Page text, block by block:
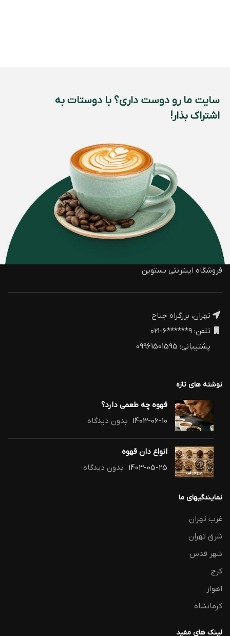
سایت ما رو دوست داری؟ با دوستات به
اشتراک بذار!
فروشگاه اینترنتی بستوین
تهران، بزرگراه جناح
تلفن: 9******6-021
پشتیبانی: 09961501595
نوشته های تازه
قهوه چه طعمی دارد؟
1403-06-10 بدون دیدگاه
انواع دان قهوه
1403-05-25 بدون دیدگاه
نمایندگیهای ما
غرب تهران
شرق تهران
شهر قدس
کرج
اهواز
کرمانشاه
لینک های مفید